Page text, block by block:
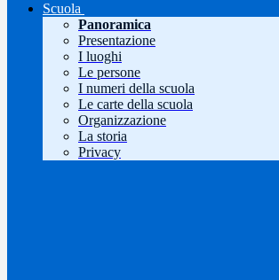
Scuola
Panoramica
Presentazione
I luoghi
Le persone
I numeri della scuola
Le carte della scuola
Organizzazione
La storia
Privacy